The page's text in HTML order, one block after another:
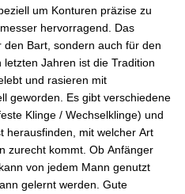
9.8.2026
- 100g 1x 100g
und bin sehr
Aufschäumen, keine
sind fast
8.8.2026
um Konturen präzise zu
hervorragend. Das
Bart, sondern auch für den
Jahren ist die Tradition
und rasieren mit
geworden. Es gibt verschiedene
Klinge / Wechselklinge) und
herausfinden, mit welcher Art
zurecht kommt. Ob Anfänger
von jedem Mann genutzt
gelernt werden. Gute